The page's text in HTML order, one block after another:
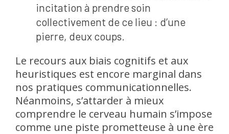
incitation à prendre soin
collectivement de ce lieu : d’une
pierre, deux coups.
Le recours aux biais cognitifs et aux
heuristiques est encore marginal dans
nos pratiques communicationnelles.
Néanmoins, s’attarder à mieux
comprendre le cerveau humain s’impose
comme une piste prometteuse à une ère